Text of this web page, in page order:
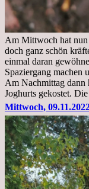
Am Mittwoch hat nun
doch ganz schön
einmal daran
Spaziergang machen
Am Nachmittag dann
Joghurts gekostet.
Mittwoch,